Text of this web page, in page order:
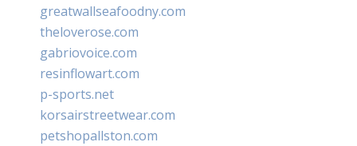
greatwallseafoodny.com
theloverose.com
gabriovoice.com
resinflowart.com
p-sports.net
korsairstreetwear.com
petshopallston.com